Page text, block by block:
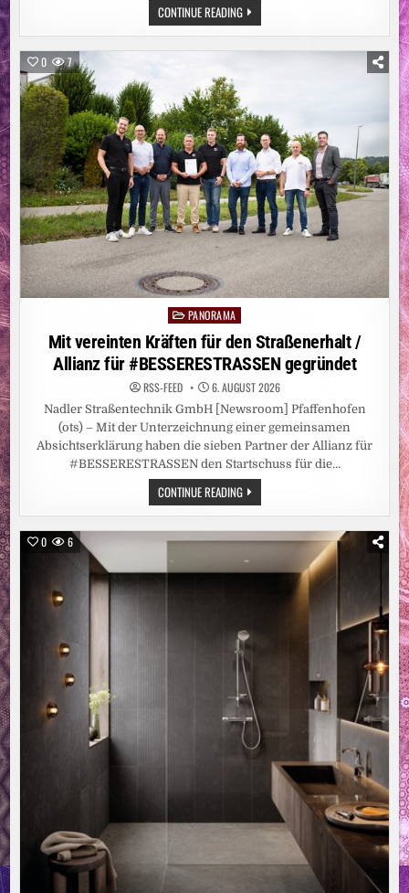
CONTINUE READINGUMWELTKATASTROPHE:
DROHENDE
ÖLKATASTROPHE
VOR
0 7
Posted
in
PANORAMA
Mit vereinten Kräften für den Straßenerhalt /
Allianz für #BESSERESTRASSEN gegründet
RSS-FEED 6. AUGUST 2026
Nadler Straßentechnik GmbH [Newsroom] Pfaffenhofen
(ots) – Mit der Unterzeichnung einer gemeinsamen
Absichtserklärung haben die sieben Partner der Allianz für
#BESSERESTRASSEN den Startschuss für die…
CONTINUE READINGMIT
VEREINTEN
KRÄFTEN
DEN
A
LLIANZ F
BESSERESTRASSEN G
0 6